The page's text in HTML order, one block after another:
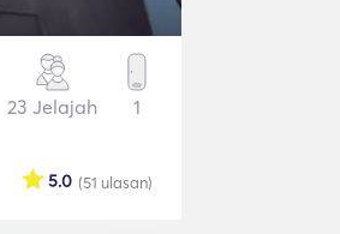
23 Jelajah 1
(51 ulasan)
5.0